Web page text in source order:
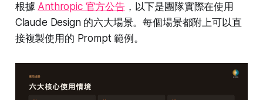
根據 Anthropic 官方公告，以下是團隊實際在使用
Claude Design 的六大場景。每個場景都附上可以直
接複製使用的 Prompt 範例。